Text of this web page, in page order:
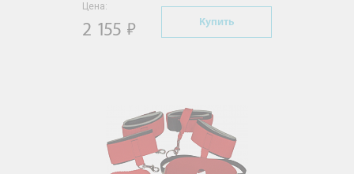
Цена:
2 155 Купить